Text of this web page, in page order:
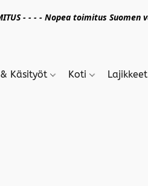
- - - - Nopea toimitus
Käsityöt Koti Lajikkeet